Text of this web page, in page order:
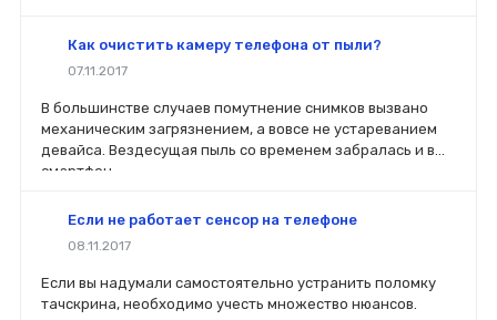
вы планируете делать ремонт самостоятельно, то выбор
перед покупкой нового модуля старый был в руках. Так
легче сориентироваться в разъемах, элементах
крепления, электрических параметрах и прочих
характеристиках.
Как очистить камеру телефона от пыли?
07.11.2017
В большинстве случаев помутнение снимков вызвано
механическим загрязнением, а вовсе не устареванием
девайса. Вездесущая пыль со временем забралась и в
смартфон.
Если не работает сенсор на телефоне
08.11.2017
Если вы надумали самостоятельно устранить поломку
тачскрина, необходимо учесть множество нюансов.